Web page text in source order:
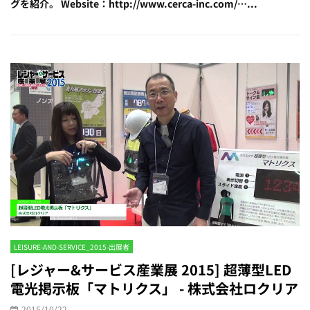
グを紹介。 Website：http://www.cerca-inc.com/…...
LEISURE-AND-SERVICE_2015-出展者
[レジャー&サービス産業展 2015] 超薄型LED
電光掲示板「マトリクス」 - 株式会社ロクリア